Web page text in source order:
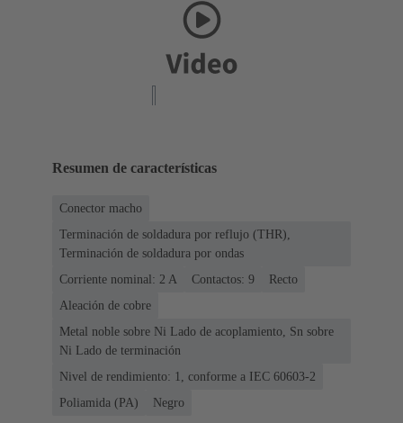
Resumen de características
Conector macho
Terminación de soldadura por reflujo (THR),
Terminación de soldadura por ondas
Corriente nominal: ‌2 A
Contactos: 9
Recto
Aleación de cobre
Metal noble sobre Ni Lado de acoplamiento, Sn sobre
Ni Lado de terminación
Nivel de rendimiento: 1, conforme a IEC 60603-2
Poliamida (PA)
Negro